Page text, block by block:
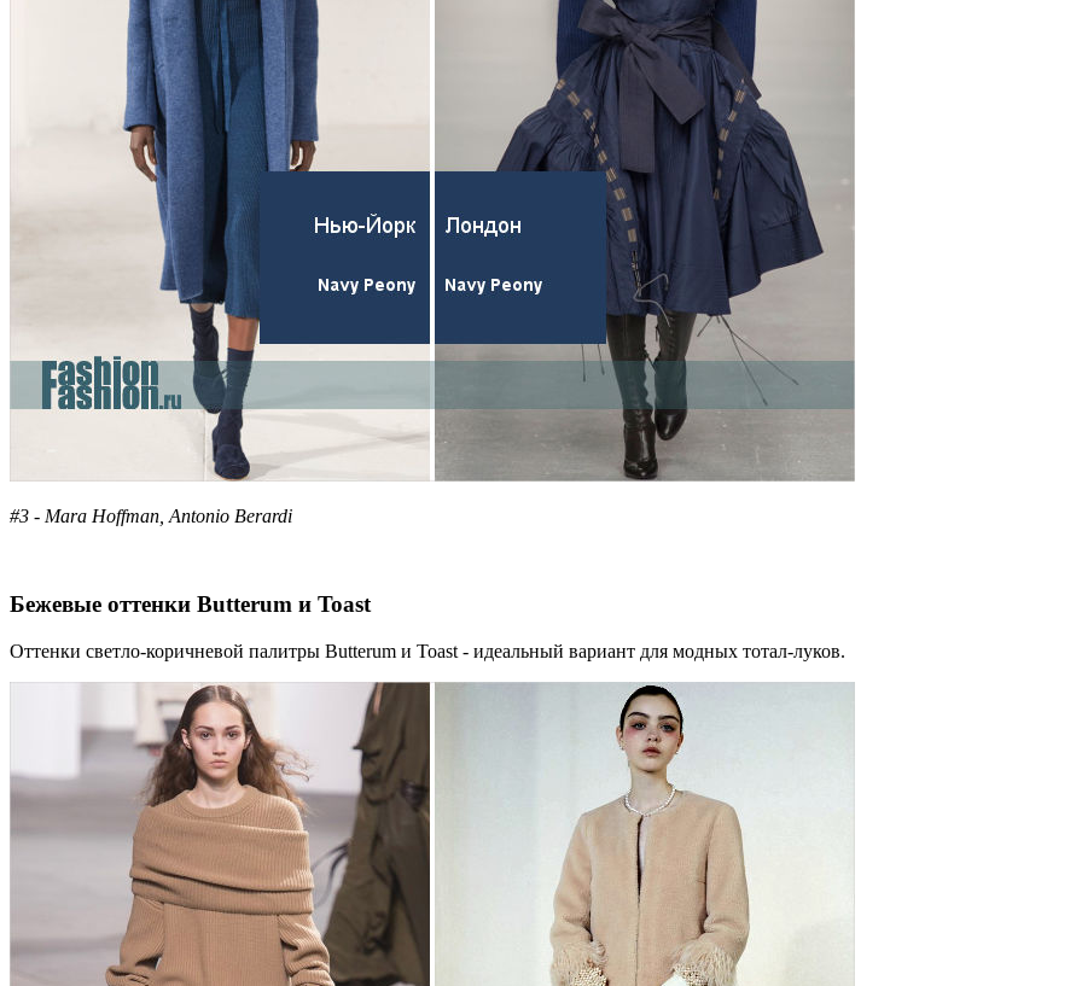
#3 - Mara Hoffman, Antonio Berardi
Бежевые оттенки Butterum и Toast
Оттенки светло-коричневой палитры Butterum и Toast - идеальный вариант для модных тотал-луков.